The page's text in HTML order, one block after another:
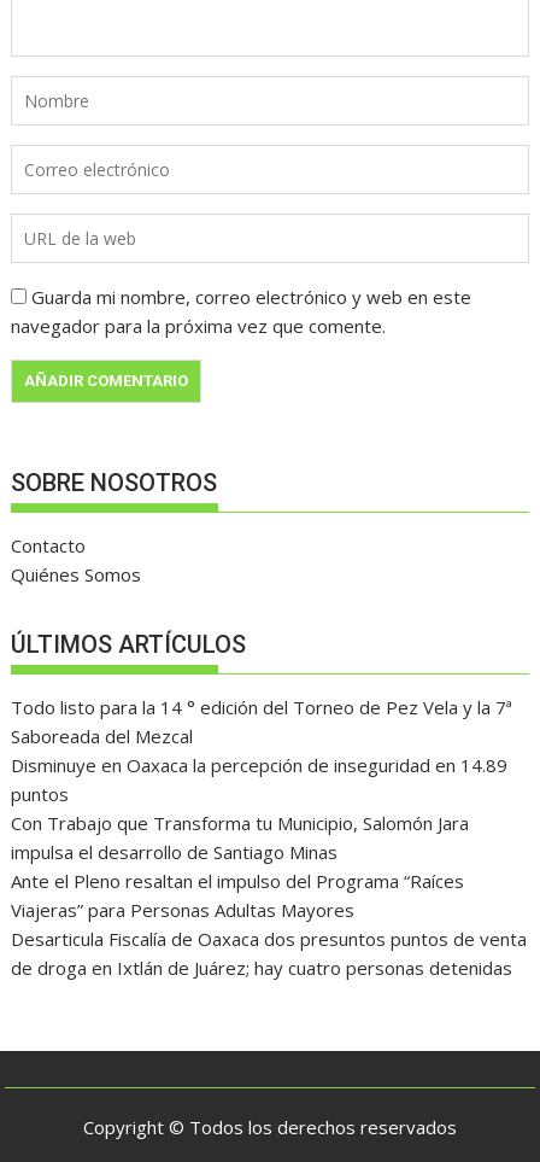
Guarda mi nombre, correo electrónico y web en este
navegador para la próxima vez que comente.
SOBRE NOSOTROS
Contacto
Quiénes Somos
ÚLTIMOS ARTÍCULOS
Todo listo para la 14 ° edición del Torneo de Pez Vela y la 7ª
Saboreada del Mezcal
Disminuye en Oaxaca la percepción de inseguridad en 14.89
puntos
Con Trabajo que Transforma tu Municipio, Salomón Jara
impulsa el desarrollo de Santiago Minas
Ante el Pleno resaltan el impulso del Programa “Raíces
Viajeras” para Personas Adultas Mayores
Desarticula Fiscalía de Oaxaca dos presuntos puntos de venta
de droga en Ixtlán de Juárez; hay cuatro personas detenidas
Copyright © Todos los derechos reservados